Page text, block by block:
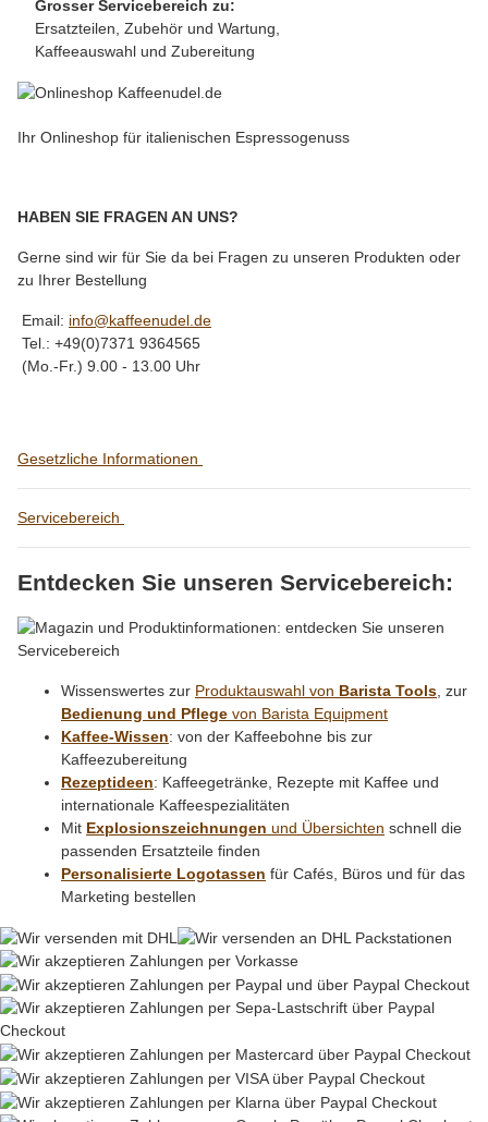
Grosser Servicebereich zu:
Ersatzteilen, Zubehör und Wartung,
Kaffeeauswahl und Zubereitung
Ihr Onlineshop für italienischen Espressogenuss
HABEN SIE FRAGEN AN UNS?
Gerne sind wir für Sie da bei Fragen zu unseren Produkten oder
zu Ihrer Bestellung
Email: info@kaffeenudel.de
Tel.: +49(0)7371 9364565
(Mo.-Fr.) 9.00 - 13.00 Uhr
Gesetzliche Informationen
Servicebereich
Entdecken Sie unseren Servicebereich:
Wissenswertes zur Produktauswahl von Barista Tools , zur
Bedienung und Pflege von Barista Equipment
Kaffee-Wissen: von der Kaffeebohne bis zur
Kaffeezubereitung
Rezeptideen: Kaffeegetränke, Rezepte mit Kaffee und
internationale Kaffeespezialitäten
Mit Explosionszeichnungen und Übersichten schnell die
passenden Ersatzteile finden
Personalisierte Logotassen für Cafés, Büros und für das
Marketing bestellen